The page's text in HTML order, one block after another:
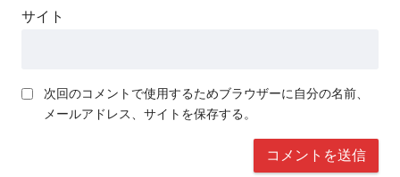
サイト
次回のコメントで使用するためブラウザーに自分の名前、
メールアドレス、サイトを保存する。